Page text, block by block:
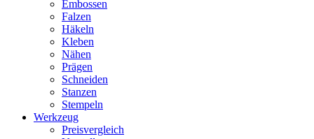
Embossen
Falzen
Häkeln
Kleben
Nähen
Prägen
Schneiden
Stanzen
Stempeln
Werkzeug
Preisvergleich